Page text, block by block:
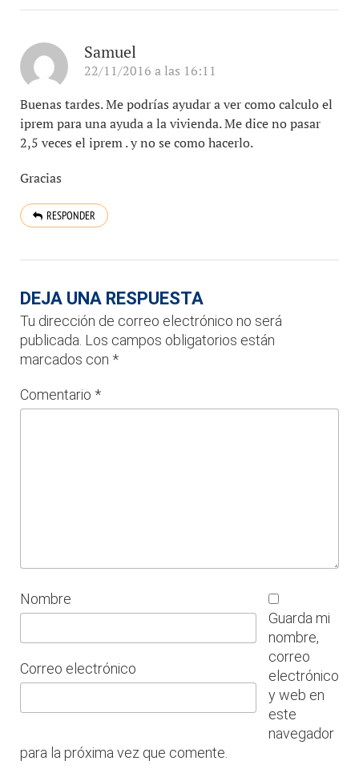
Samuel
22/11/2016 a las 16:11
Buenas tardes. Me podrías ayudar a ver como calculo el
iprem para una ayuda a la vivienda. Me dice no pasar
2,5 veces el iprem . y no se como hacerlo.
Gracias
RESPONDER
DEJA UNA RESPUESTA
Tu dirección de correo electrónico no será
publicada. Los campos obligatorios están
marcados con *
Comentario *
Nombre
Correo electrónico
Guarda mi
nombre,
correo
electrónico
y web en
este
navegador
para la próxima vez que comente.